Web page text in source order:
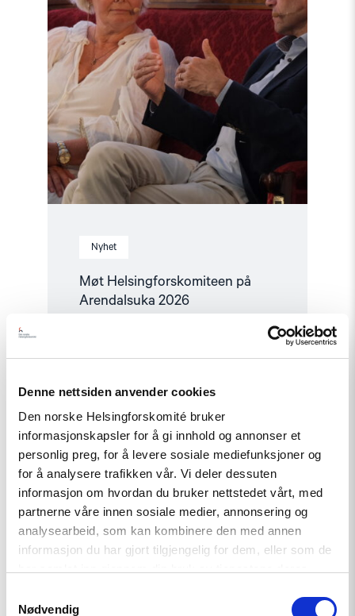
Denne nettsiden anvender cookies
Den norske Helsingforskomité bruker
informasjonskapsler for å gi innhold og annonser et
personlig preg, for å levere sosiale mediefunksjoner og
for å analysere trafikken vår. Vi deler dessuten
informasjon om hvordan du bruker nettstedet vårt, med
partnerne våre innen sosiale medier, annonsering og
analysearbeid, som kan kombinere den med annen
informasjon du har gjort tilgjengelig for dem, eller som de
Nødvendig
Nyhet
Møt Helsingforskomiteen på
Arendalsuka 2026
"Utviklingspolitikken
ta
menneskerettigheter